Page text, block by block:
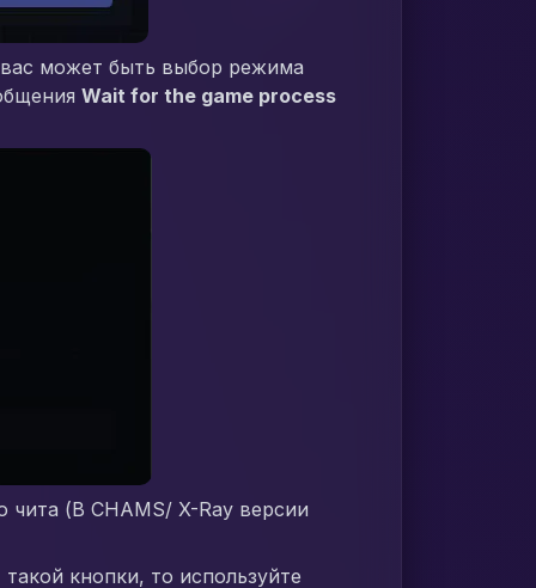
может быть выбор режима
Wait for the game process
(В CHAMS/ X-Ray версии
кнопки, то используйте